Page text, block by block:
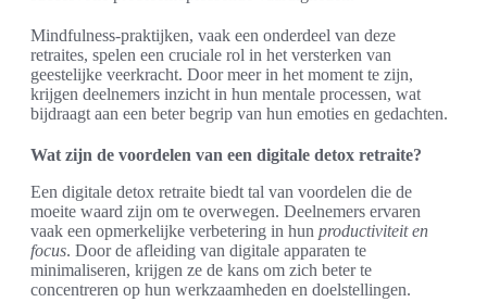
Mindfulness-praktijken, vaak een onderdeel van deze
retraites, spelen een cruciale rol in het versterken van
geestelijke veerkracht. Door meer in het moment te zijn,
krijgen deelnemers inzicht in hun mentale processen, wat
bijdraagt aan een beter begrip van hun emoties en gedachten.
Wat zijn de voordelen van een digitale detox retraite?
Een digitale detox retraite biedt tal van voordelen die de
moeite waard zijn om te overwegen. Deelnemers ervaren
vaak een opmerkelijke verbetering in hun productiviteit en
focus. Door de afleiding van digitale apparaten te
minimaliseren, krijgen ze de kans om zich beter te
concentreren op hun werkzaamheden en doelstellingen.